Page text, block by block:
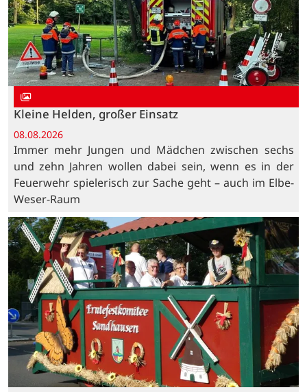
Kleine Helden, großer Einsatz
08.08.2026
Immer mehr Jungen und Mädchen zwischen sechs
und zehn Jahren wollen dabei sein, wenn es in der
Feuerwehr spielerisch zur Sache geht – auch im Elbe-
Weser-Raum